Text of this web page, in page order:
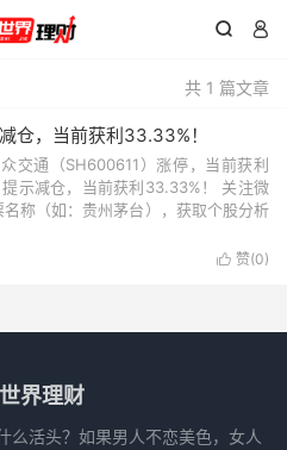
 
共 1 篇文章
仓，当前获利33.33%！
交通（SH600611）涨停，当前获利
示减仓，当前获利33.33%！ 关注微
称（如：贵州茅台），获取个股分析
 赞(0)
界理财
么活头？如果男人不恋美色，女人